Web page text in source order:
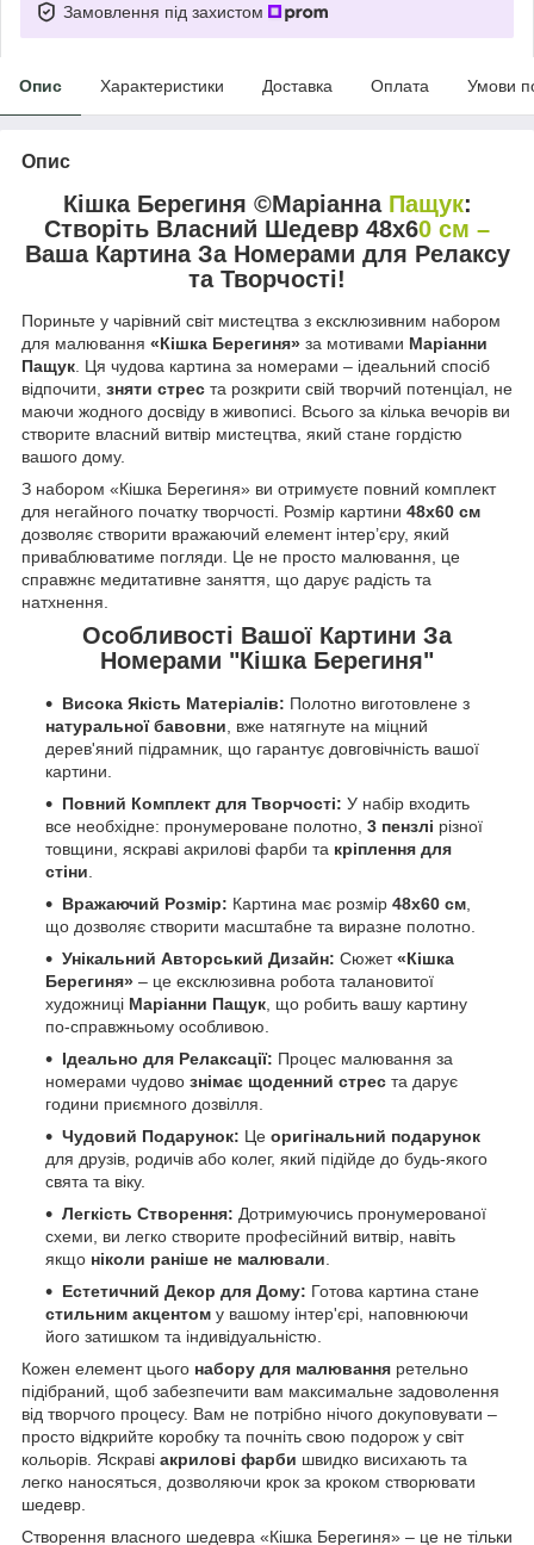
Замовлення під захистом
Опис Характеристики Доставка Оплата Умови
Опис
Кішка Берегиня ©МаріаннаПащук:
Створіть Власний Шедевр 48x60 см –
Ваша Картина За Номерами для Релаксу
та Творчості!
Пориньте у чарівний світ мистецтва з ексклюзивним набором
для малювання «Кішка Берегиня» за мотивами Маріанни
Пащук. Ця чудова картина за номерами – ідеальний спосіб
відпочити, зняти стрес та розкрити свій творчий потенціал, не
маючи жодного досвіду в живописі. Всього за кілька вечорів ви
створите власний витвір мистецтва, який стане гордістю
вашого дому.
З набором «Кішка Берегиня» ви отримуєте повний комплект
для негайного початку творчості. Розмір картини 48x60 см
дозволяє створити вражаючий елемент інтер’єру, який
приваблюватиме погляди. Це не просто малювання, це
справжнє медитативне заняття, що дарує радість та
натхнення.
Особливості Вашої Картини За
Номерами "Кішка Берегиня"
Висока Якість Матеріалів: Полотно виготовлене з
натуральної бавовни , вже натягнуте на міцний
дерев'яний підрамник, що гарантує довговічність вашої
картини.
Повний Комплект для Творчості: У набір входить
все необхідне: пронумероване полотно, 3 пензлі різної
товщини, яскраві акрилові фарби та кріплення для
стіни
Вражаючий Розмір: Картина має розмір 48x60 см
що дозволяє створити масштабне та виразне полотно.
Унікальний Авторський Дизайн: Сюжет«Кішка
Берегиня» – це ексклюзивна робота талановитої
художниці Маріанни Пащук , що робить вашу картину
по-справжньому особливою.
Ідеально для Релаксації: Процес малювання за
номерами чудово знімає щоденний стрес та дарує
години приємного дозвілля.
Чудовий Подарунок: Це оригінальний подарунок
для друзів, родичів або колег, який підійде до будь-якого
свята та віку.
Легкість Створення: Дотримуючись пронумерованої
схеми, ви легко створите професійний витвір, навіть
якщо ніколи раніше не малювали
Естетичний Декор для Дому: Готова картина стане
стильним акцентом у вашому інтер'єрі, наповнюючи
його затишком та індивідуальністю.
Кожен елемент цього набору для малювання ретельно
підібраний, щоб забезпечити вам максимальне задоволення
від творчого процесу. Вам не потрібно нічого докуповувати –
просто відкрийте коробку та почніть свою подорож у світ
кольорів. Яскраві акрилові фарби швидко висихають та
легко наносяться, дозволяючи крок за кроком створювати
шедевр.
Створення власного шедевра «Кішка Берегиня» – це не тільки